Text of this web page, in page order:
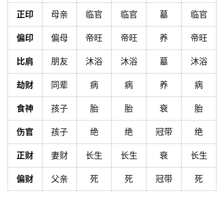
页
黄
历
命
理
登录 注册
正印 母亲 临官 临官 墓 临官
偏印 偏母 帝旺 帝旺 养 帝旺
比肩 朋友 沐浴 沐浴 墓 沐浴
劫财 同辈 病 病 养 病
食神 孩子 胎 胎 衰 胎
伤官 孩子 绝 绝 冠带 绝
正财 妻财 长生 长生 衰 长生
偏财 父亲 死 死 冠带 死